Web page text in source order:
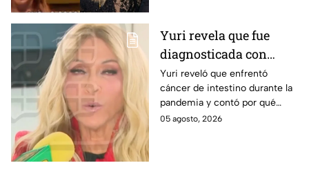
Yuri revela que fue
diagnosticada con
cáncer de intestino y
habla sobre el hábito
que relaciona con su
salud
Yuri reveló que enfrentó
cáncer de intestino durante la
pandemia y contó por qué
considera que un hábito pudo
05 agosto, 2026